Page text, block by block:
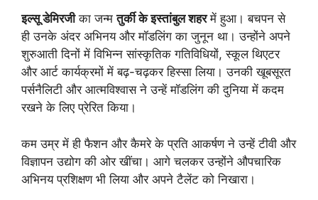
इल्सू डेमिरजीका जन्मतुर्की के इस्तांबुल शहरमें हुआ। बचपन से
ही उनके अंदर अभिनय और मॉडलिंग का जुनून था। उन्होंने अपने
शुरुआती दिनों में विभिन्न सांस्कृतिक गतिविधियों, स्कूल थिएटर
और आर्ट कार्यक्रमों में बढ़-चढ़कर हिस्सा लिया। उनकी खूबसूरत
पर्सनैलिटी और आत्मविश्वास ने उन्हें मॉडलिंग की दुनिया में कदम
रखने के लिए प्रेरित किया।
कम उम्र में ही फैशन और कैमरे के प्रति आकर्षण ने उन्हें टीवी और
विज्ञापन उद्योग की ओर खींचा। आगे चलकर उन्होंने औपचारिक
अभिनय प्रशिक्षण भी लिया और अपने टैलेंट को निखारा।